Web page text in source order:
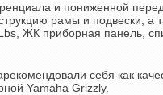
и пониженной
рамы и подвески, а
ЖК приборная панель,
себя как
Yamaha Grizzly.